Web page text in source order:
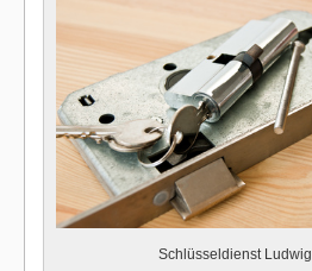
Schlüsseldienst Ludwig